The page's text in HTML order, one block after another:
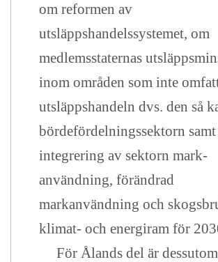
om reformen av
utsläppshandelssystemet, om
medlemsstaternas
inom områden som inte
utsläppshandeln dvs. den så
bördefördelningssektorn
integrering av sektorn mark-
användning, förändrad
markanvändning och
klimat- och energiram för
För Ålands del är